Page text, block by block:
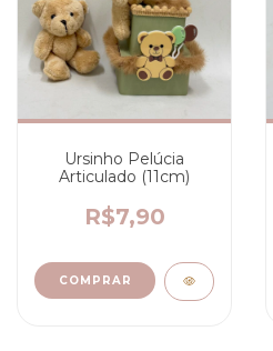
Ursinho Pelúcia
Articulado (11cm)
R$7,90